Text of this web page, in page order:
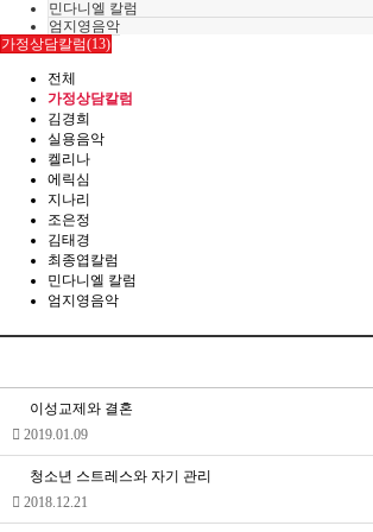
민다니엘 칼럼
엄지영음악
가정상담칼럼(13)
전체
가정상담칼럼
김경희
실용음악
켈리나
에릭심
지나리
조은정
김태경
최종엽칼럼
민다니엘 칼럼
엄지영음악
이성교제와 결혼
2019.01.09
청소년 스트레스와 자기 관리
2018.12.21